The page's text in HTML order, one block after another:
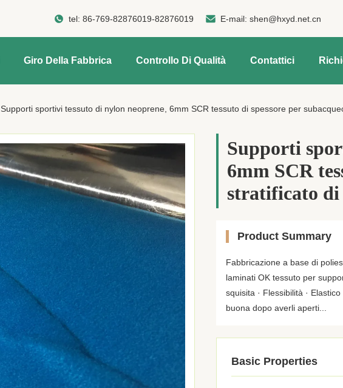
tel: 86-769-82876019-82876019 E-mail: shen@hxyd.net.cn
Giro Della Fabbrica Controllo Di Qualità Contattici
Supporti sportivi tessuto di nylon neoprene, 6mm SCR tessuto di spessore per
Supporti
6mm SCR
stratificato di
Product Summary
Fabbricazione a base di
laminati OK tessuto per
squisita · Flessibilità ·
buona dopo averli aperti...
Basic Properties